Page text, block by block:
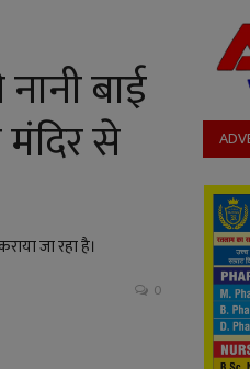
बाई
से
जा रहा है।
0